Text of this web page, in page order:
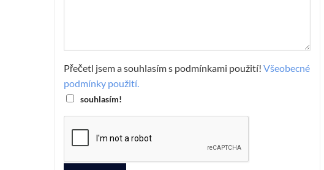
Přečetl jsem a souhlasím s podmínkami použití! Všeobecné
podmínky použití.
souhlasím!